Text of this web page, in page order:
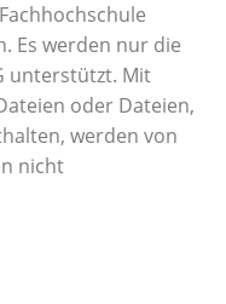
Es werden nur die
unterstützt. Mit
oder Dateien,
werden von
nicht